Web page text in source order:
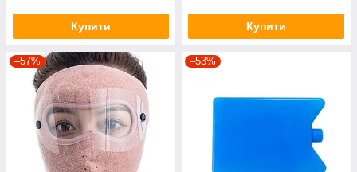
Купити Купити
–57% –53%